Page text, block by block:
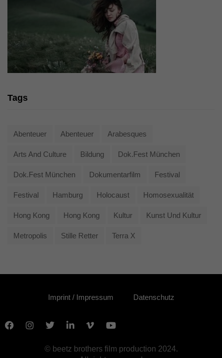
Tags
Abenteuer Abenteuer Arabesques
Arts And Culture Bildung Dok.fest München
Dok.fest München Dokumentarfilm Festival
Festival Hamburg Holocaust Homosexualität
Hong Kong Hong Kong Kultur Kunst Und Kultur
Metropolis Stille Retter Terra X
Imprint / Impressum Datenschutz
© beetz brothers film production 2024.